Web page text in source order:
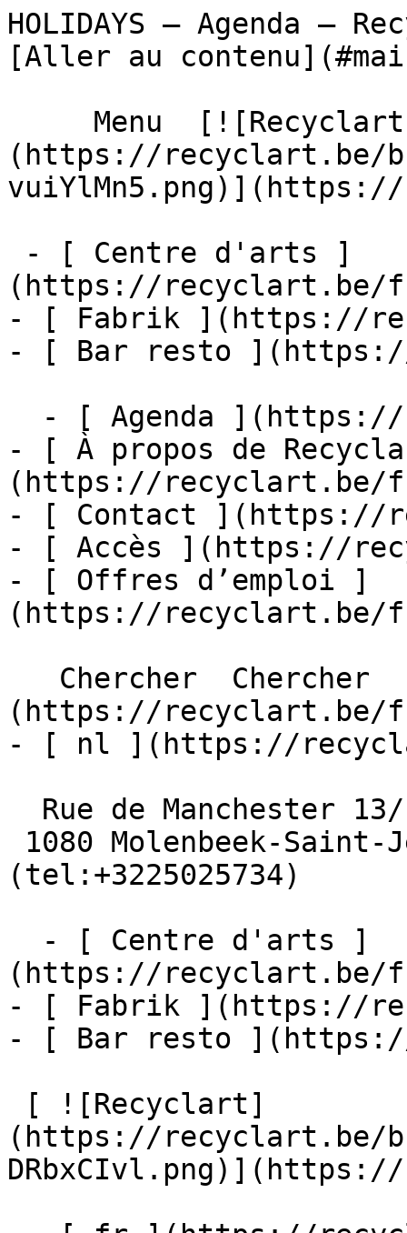
HOLIDAYS – Agenda –
[Aller au
(https://recyclart.be/
(https://recyclart.be/
- [ Fabrik ](https://
- [ Bar resto
- [ À propos de
(https://recyclart.be/
- [ Contact ](https://
- [ Accès ](https://
- [ Offres d’emploi ]
(https://recyclart.be/
(https://recyclart.be/
- [ nl ](https://
(tel:+3225025734)
(https://recyclart.be/
- [ Fabrik ](https://
- [ Bar resto
(https://recyclart.be/